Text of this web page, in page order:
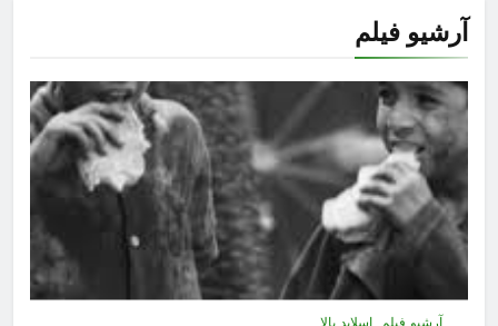
آرشیو فیلم